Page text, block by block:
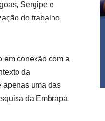
Sergipe e
do trabalho
em conexão com a
da
apenas uma das
da Embrapa